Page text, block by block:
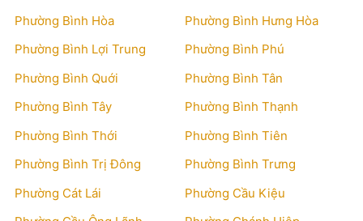
Phường Bình Hòa
Phường Bình Hưng Hòa
Phường Bình Lợi Trung
Phường Bình Phú
Phường Bình Quới
Phường Bình Tân
Phường Bình Tây
Phường Bình Thạnh
Phường Bình Thới
Phường Bình Tiên
Phường Bình Trị Đông
Phường Bình Trưng
Phường Cát Lái
Phường Cầu Kiệu